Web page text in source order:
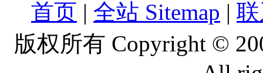
首页 | 全站 Sitemap |
版权所有 Copyright ©